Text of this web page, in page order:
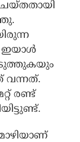
ഇയാൾ
വന്നത്.
രണ്ട്